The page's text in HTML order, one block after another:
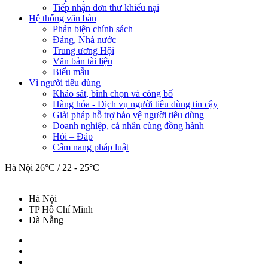
Tiếp nhận đơn thư khiếu nại
Hệ thống văn bản
Phản biện chính sách
Đảng, Nhà nước
Trung ương Hội
Văn bản tài liệu
Biểu mẫu
Vì người tiêu dùng
Khảo sát, bình chọn và công bố
Hàng hóa - Dịch vụ người tiêu dùng tin cậy
Giải pháp hỗ trợ bảo vệ người tiêu dùng
Doanh nghiệp, cá nhân cùng đồng hành
Hỏi – Đáp
Cẩm nang pháp luật
Hà Nội 26°C / 22 - 25°C
Hà Nội
TP Hồ Chí Minh
Đà Nẵng